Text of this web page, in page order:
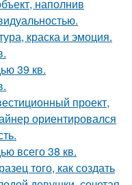
наполнив
краска и эмоция.
39 кв.
проект,
ориентировался
всего 38 кв.
того, как создать